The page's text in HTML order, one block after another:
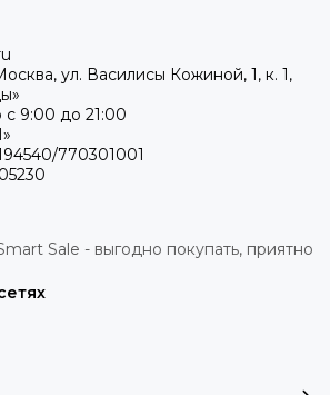
ул. Василисы Кожиной, 1, к. 1,
9:00 до 21:00
770301001
Sale - выгодно покупать, приятно